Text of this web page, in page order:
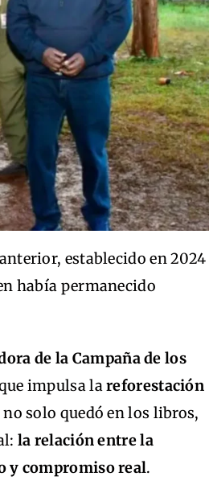
establecido en 2024
había permanecido
de la Campaña de los
impulsa lareforestación
solo quedó en los libros,
la relación entre la
y compromiso real.